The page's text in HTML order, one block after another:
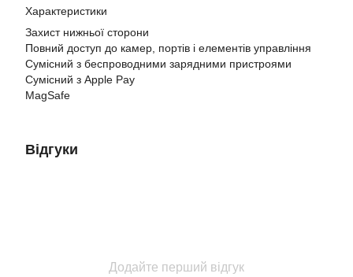
Характеристики
Захист нижньої сторони
Повний доступ до камер, портів і елементів управління
Сумісний з беспроводними зарядними пристроями
Сумісний з Apple Pay
MagSafe
Відгуки
Додайте перший відгук